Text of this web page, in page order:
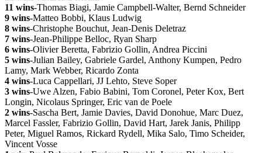
11 wins-Thomas Biagi, Jamie Campbell-Walter, Bernd Schneider
9 wins-Matteo Bobbi, Klaus Ludwig
8 wins-Christophe Bouchut, Jean-Denis Deletraz
7 wins-Jean-Philippe Belloc, Ryan Sharp
6 wins-Olivier Beretta, Fabrizio Gollin, Andrea Piccini
5 wins-Julian Bailey, Gabriele Gardel, Anthony Kumpen, Pedro
Lamy, Mark Webber, Ricardo Zonta
4 wins-Luca Cappellari, JJ Lehto, Steve Soper
3 wins-Uwe Alzen, Fabio Babini, Tom Coronel, Peter Kox, Bert
Longin, Nicolaus Springer, Eric van de Poele
2 wins-Sascha Bert, Jamie Davies, David Donohue, Marc Duez,
Marcel Fassler, Fabrizio Gollin, David Hart, Jarek Janis, Philipp
Peter, Miguel Ramos, Rickard Rydell, Mika Salo, Timo Scheider,
Vincent Vosse